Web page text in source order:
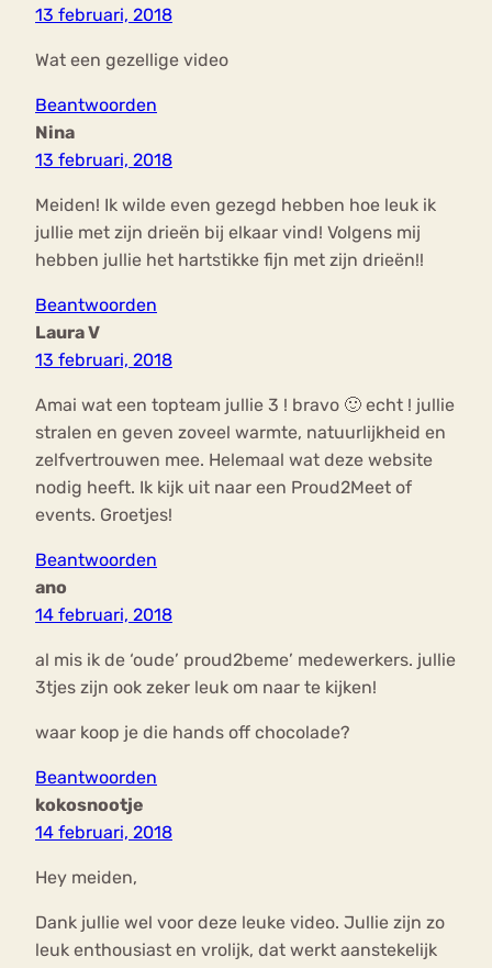
13 februari, 2018
Wat een gezellige video
Beantwoorden
Nina
13 februari, 2018
Meiden! Ik wilde even gezegd hebben hoe leuk ik
jullie met zijn drieën bij elkaar vind! Volgens mij
hebben jullie het hartstikke fijn met zijn drieën!!
Beantwoorden
Laura V
13 februari, 2018
Amai wat een topteam jullie 3 ! bravo 🙂 echt ! jullie
stralen en geven zoveel warmte, natuurlijkheid en
zelfvertrouwen mee. Helemaal wat deze website
nodig heeft. Ik kijk uit naar een Proud2Meet of
events. Groetjes!
Beantwoorden
ano
14 februari, 2018
al mis ik de ‘oude’ proud2beme’ medewerkers. jullie
3tjes zijn ook zeker leuk om naar te kijken!
waar koop je die hands off chocolade?
Beantwoorden
kokosnootje
14 februari, 2018
Hey meiden,
Dank jullie wel voor deze leuke video. Jullie zijn zo
leuk enthousiast en vrolijk, dat werkt aanstekelijk